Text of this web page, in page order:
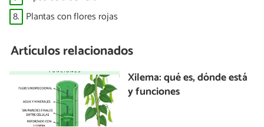
8. Plantas con flores rojas
Artículos relacionados
Xilema: qué es, dónde está
y funciones